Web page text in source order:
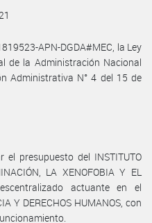
APN-DGDA#MEC, la Ley
de la Administración Nacional
Administrativa N° 4 del 15 de
el presupuesto del INSTITUTO
LA XENOFOBIA Y EL
actuante en el
Y DERECHOS HUMANOS, con